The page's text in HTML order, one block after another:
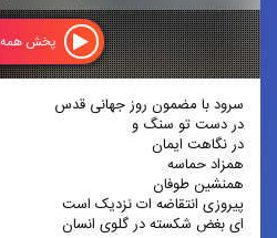
پخش
سرود با مضمون روز جهانی قدس
در دست تو سنگ و
در نگاهت ایمان
همزاد حماسه
همنشین طوفان
پیروزی انتقاضه ات نزدیک است
ای بغض شکسته در گلوی انسان